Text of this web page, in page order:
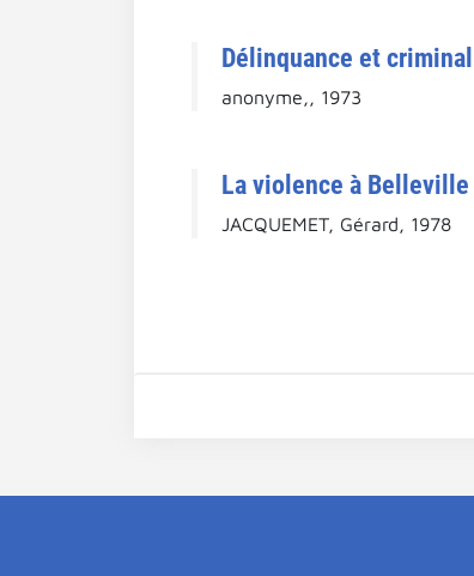
Délinquance et
anonyme,, 1973
La violence à
JACQUEMET, Gérard, 1978